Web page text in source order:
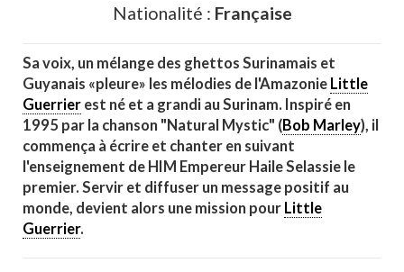
Nationalité : Française
Sa voix, un mélange des ghettos Surinamais et
Guyanais «pleure» les mélodies de l'Amazonie Little
Guerrier est né et a grandi au Surinam. Inspiré en
1995 par la chanson "Natural Mystic" (Bob Marley), il
commença à écrire et chanter en suivant
l'enseignement de HIM Empereur Haile Selassie le
premier. Servir et diffuser un message positif au
monde, devient alors une mission pour Little
Guerrier.